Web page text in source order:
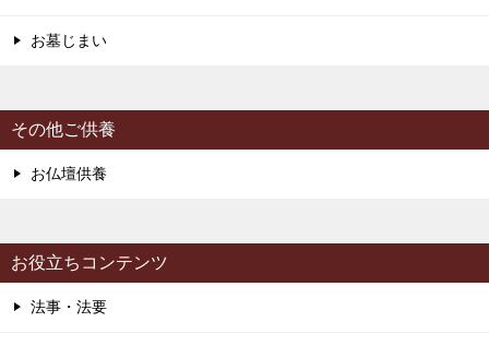
お墓じまい
その他ご供養
お仏壇供養
お役立ちコンテンツ
法事・法要